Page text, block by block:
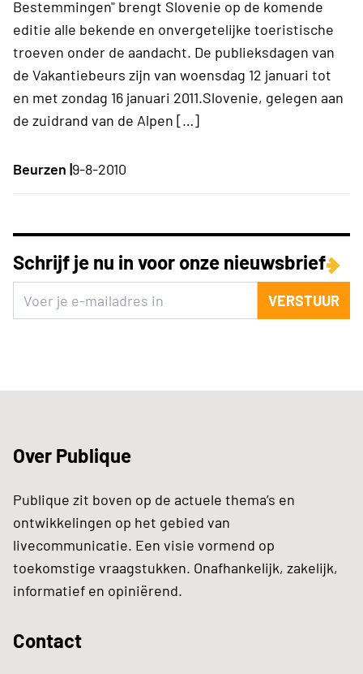
Bestemmingen" brengt Slovenie op de komende
editie alle bekende en onvergetelijke toeristische
troeven onder de aandacht. De publieksdagen van
de Vakantiebeurs zijn van woensdag 12 januari tot
en met zondag 16 januari 2011.Slovenie, gelegen aan
de zuidrand van de Alpen […]
Beurzen |9-8-2010
Schrijf je nu in voor onze nieuwsbrief
VERSTUUR
Over Publique
Publique zit boven op de actuele thema’s en
ontwikkelingen op het gebied van
livecommunicatie. Een visie vormend op
toekomstige vraagstukken. Onafhankelijk, zakelijk,
informatief en opiniërend.
Contact